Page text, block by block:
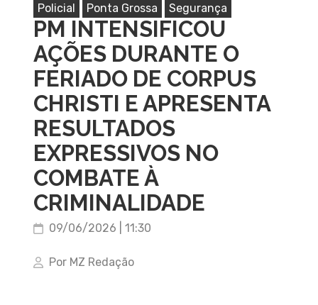
Policial Ponta Grossa Segurança
PM INTENSIFICOU
AÇÕES DURANTE O
FERIADO DE CORPUS
CHRISTI E APRESENTA
RESULTADOS
EXPRESSIVOS NO
COMBATE À
CRIMINALIDADE
09/06/2026 | 11:30
Por MZ Redação